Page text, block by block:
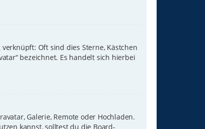
Oft sind dies Sterne, Kästchen
bezeichnet. Es handelt sich hierbei
Galerie, Remote oder Hochladen.
kannst, solltest du die Board-